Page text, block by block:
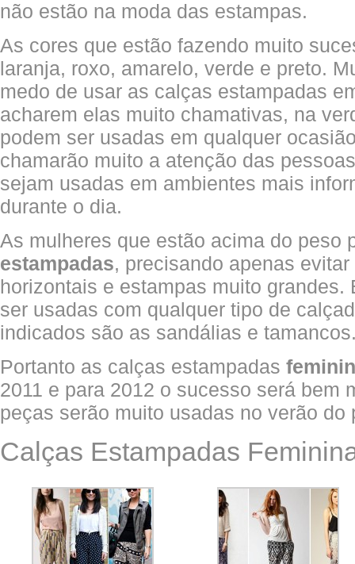
não estão na moda das estampas.
As cores que estão fazendo muito
laranja, roxo, amarelo, verde e preto.
medo de usar as calças estampadas
acharem elas muito chamativas, na
podem ser usadas em qualquer
chamarão muito a atenção das
sejam usadas em ambientes mais
durante o dia.
As mulheres que estão acima do peso
estampadas, precisando apenas
horizontais e estampas muito grandes.
ser usadas com qualquer tipo de
indicados são as sandálias e
Portanto as calças estampadas
2011 e para 2012 o sucesso será bem
peças serão muito usadas no verão do
Calças Estampadas